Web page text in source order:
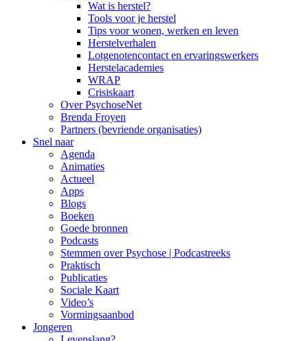
Wat is herstel?
Tools voor je herstel
Tips voor wonen, werken en leven
Herstelverhalen
Lotgenotencontact en ervaringswerkers
Herstelacademies
WRAP
Crisiskaart
Over PsychoseNet
Brenda Froyen
Partners (bevriende organisaties)
Snel naar
Agenda
Animaties
Actueel
Apps
Blogs
Boeken
Goede bronnen
Podcasts
Stemmen over Psychose | Podcastreeks
Praktisch
Publicaties
Sociale Kaart
Video’s
Vormingsaanbod
Jongeren